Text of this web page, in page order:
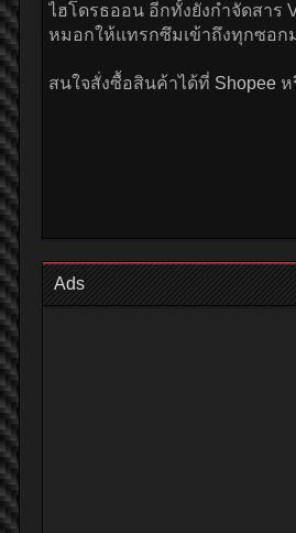
ไฮโดรธออน อีกทั้งยังกำจัดสาร
หมอกให้แทรกซึมเข้าถึงทุกซอก
สนใจสั่งซื้อสินค้าได้ที่ Shopee ห
Ads